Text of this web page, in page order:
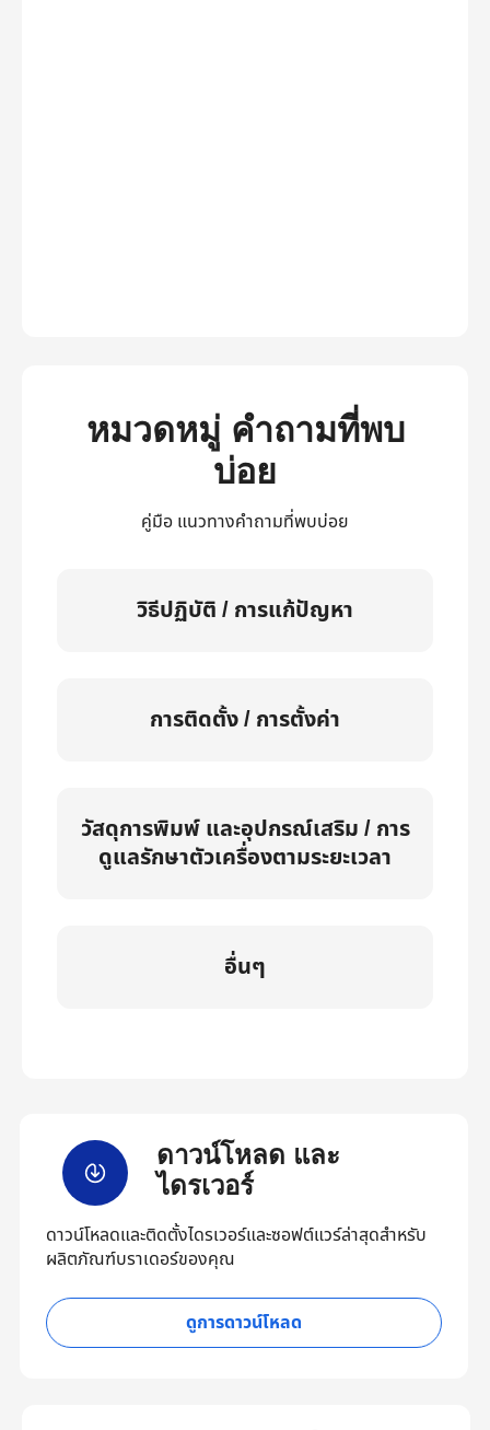
หมวดหมู่ คำถามที่พบ
บ่อย
คู่มือ แนวทางคำถามที่พบบ่อย
วิธีปฏิบัติ / การแก้ปัญหา
การติดตั้ง / การตั้งค่า
วัสดุการพิมพ์ และอุปกรณ์เสริม / การ
ดูแลรักษาตัวเครื่องตามระยะเวลา
อื่นๆ
ดาวน์โหลด และ
ไดรเวอร์
ดาวน์โหลดและติดตั้งไดรเวอร์และซอฟต์แวร์ล่าสุดสำหรับ
ผลิตภัณฑ์บราเดอร์ของคุณ
ดูการดาวน์โหลด